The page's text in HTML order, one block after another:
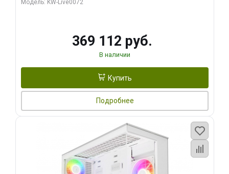
Модель: KW-Live0072
369 112 руб.
В наличии
Купить
Подробнее